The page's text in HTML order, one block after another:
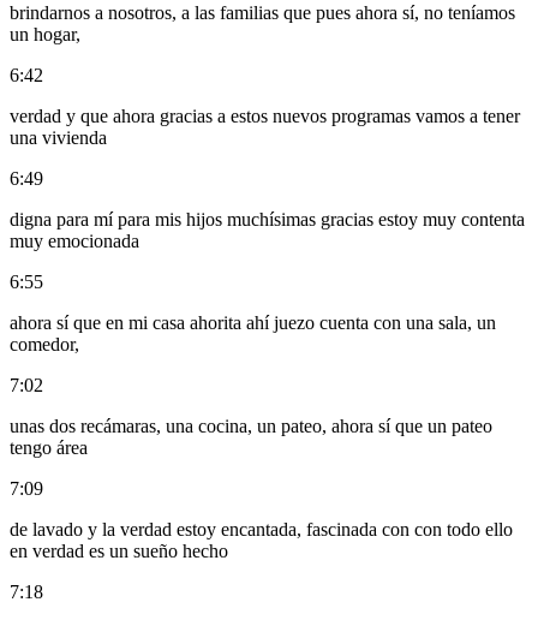
brindarnos a nosotros, a las familias que pues ahora sí, no teníamos
un hogar,
6:42
verdad y que ahora gracias a estos nuevos programas vamos a tener
una vivienda
6:49
digna para mí para mis hijos muchísimas gracias estoy muy contenta
muy emocionada
6:55
ahora sí que en mi casa ahorita ahí juezo cuenta con una sala, un
comedor,
7:02
unas dos recámaras, una cocina, un pateo, ahora sí que un pateo
tengo área
7:09
de lavado y la verdad estoy encantada, fascinada con con todo ello
en verdad es un sueño hecho
7:18